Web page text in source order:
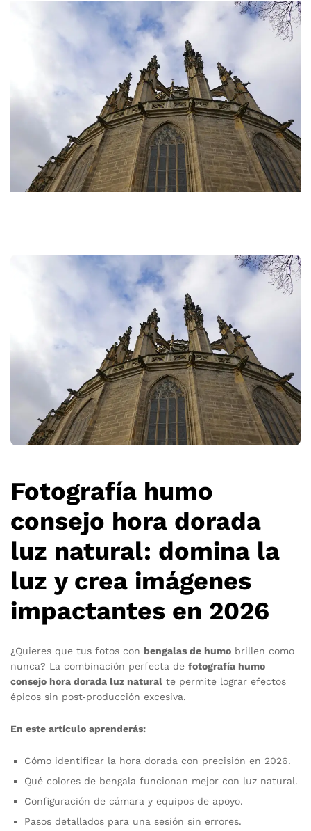
Fotografía humo
consejo hora dorada
luz natural: domina la
luz y crea imágenes
impactantes en 2026
¿Quieres que tus fotos con bengalas de humo brillen como
nunca? La combinación perfecta de fotografía humo
consejo hora dorada luz natural te permite lograr efectos
épicos sin post‑producción excesiva.
En este artículo aprenderás:
Cómo identificar la hora dorada con precisión en 2026.
Qué colores de bengala funcionan mejor con luz natural.
Configuración de cámara y equipos de apoyo.
Pasos detallados para una sesión sin errores.